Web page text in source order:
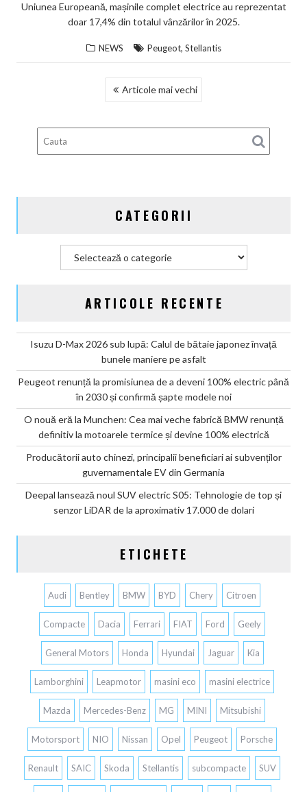
Uniunea Europeană, mașinile complet electrice au reprezentat
doar 17,4% din totalul vânzărilor în 2025.
NEWS Peugeot, Stellantis
ARTICOLE
Articole mai vechi
CATEGORII
ARTICOLE RECENTE
Isuzu D-Max 2026 sub lupă: Calul de bătaie japonez învață
bunele maniere pe asfalt
Peugeot renunță la promisiunea de a deveni 100% electric până
în 2030 și confirmă șapte modele noi
O nouă eră la Munchen: Cea mai veche fabrică BMW renunță
definitiv la motoarele termice și devine 100% electrică
Producătorii auto chinezi, principalii beneficiari ai subvenților
guvernamentale EV din Germania
Deepal lansează noul SUV electric S05: Tehnologie de top și
senzor LiDAR de la aproximativ 17.000 de dolari
ETICHETE
Audi Bentley BMW BYD Chery Citroen
Compacte Dacia Ferrari FIAT Ford Geely
General Motors Honda Hyundai Jaguar Kia
Lamborghini Leapmotor masini eco masini electrice
Mazda Mercedes-Benz MG MINI Mitsubishi
Motorsport NIO Nissan Opel Peugeot Porsche
Renault SAIC Skoda Stellantis subcompacte SUV